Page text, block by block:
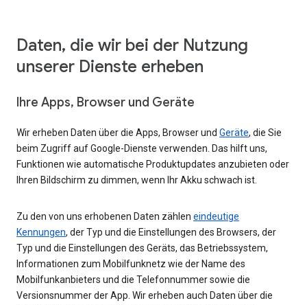
Daten, die wir bei der Nutzung
unserer Dienste erheben
Ihre Apps, Browser und Geräte
Wir erheben Daten über die Apps, Browser und Geräte, die Sie
beim Zugriff auf Google-Dienste verwenden. Das hilft uns,
Funktionen wie automatische Produktupdates anzubieten oder
Ihren Bildschirm zu dimmen, wenn Ihr Akku schwach ist.
Zu den von uns erhobenen Daten zählen eindeutige
Kennungen, der Typ und die Einstellungen des Browsers, der
Typ und die Einstellungen des Geräts, das Betriebssystem,
Informationen zum Mobilfunknetz wie der Name des
Mobilfunkanbieters und die Telefonnummer sowie die
Versionsnummer der App. Wir erheben auch Daten über die